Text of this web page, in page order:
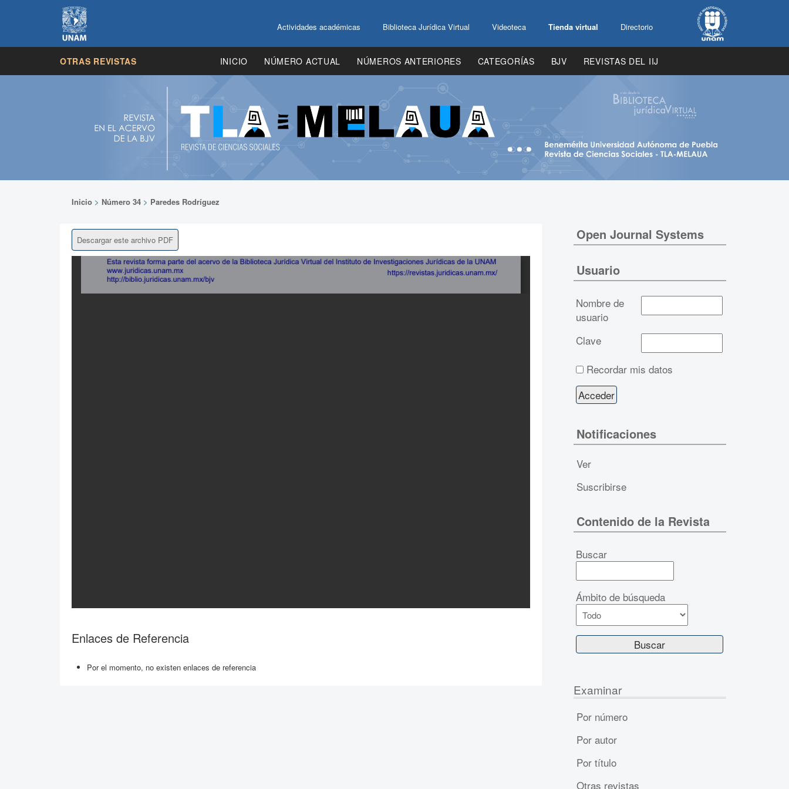
Actividades académicas Biblioteca Jurídica Virtual Videoteca Tienda virtual Directorio
OTRAS REVISTAS INICIO NÚMERO ACTUAL NÚMEROS ANTERIORES CATEGORÍAS BJV REVISTAS DEL IIJ
Inicio > Número 34 > Paredes Rodríguez
Descargar este archivo PDF
Enlaces de Referencia
Por el momento, no existen enlaces de referencia
Open Journal Systems
Usuario
Nombre de
usuario
Clave
Recordar mis datos
Notificaciones
Ver
Suscribirse
Contenido de la Revista
Buscar
Ámbito de búsqueda
Examinar
Por número
Por autor
Por título
Otras revistas